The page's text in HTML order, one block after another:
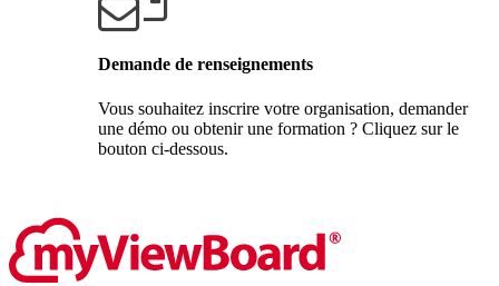
Demande de renseignements
Vous souhaitez inscrire votre organisation, demander
une démo ou obtenir une formation ? Cliquez sur le
bouton ci-dessous.